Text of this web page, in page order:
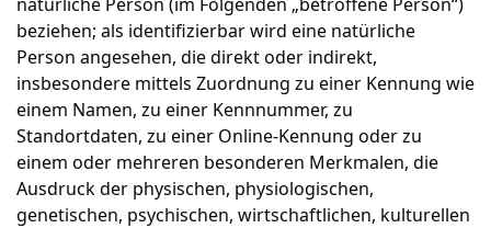
beziehen; als identifizierbar wird eine natürliche
Person angesehen, die direkt oder indirekt,
insbesondere mittels Zuordnung zu einer Kennung wie
einem Namen, zu einer Kennnummer, zu
Standortdaten, zu einer Online-Kennung oder zu
einem oder mehreren besonderen Merkmalen, die
Ausdruck der physischen, physiologischen,
genetischen, psychischen, wirtschaftlichen, kulturellen